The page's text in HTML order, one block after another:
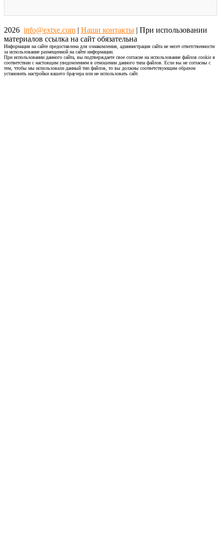
2026 info@extxe.com | Наши контакты | При использовании
материалов ссылка на сайт обязательна
Информация на сайте предоставлена для ознакомления, администрация сайта не несет ответственности
за использование размещенной на сайте информации.
При использовании данного сайта, вы подтверждаете свое согласие на использование файлов cookie в
соответствии с настоящим уведомлением в отношении данного типа файлов. Если вы не согласны с
тем, чтобы мы использовали данный тип файлов, то вы должны соответствующим образом
установить настройки вашего браузера или не использовать сайт.